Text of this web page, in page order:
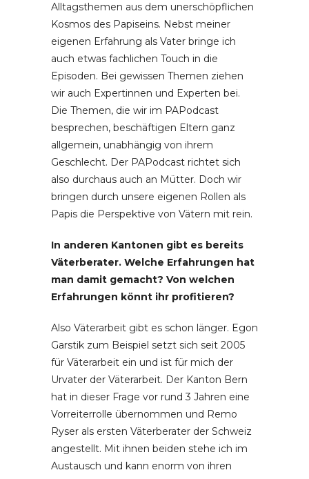
Alltagsthemen aus dem unerschöpflichen
Kosmos des Papiseins. Nebst meiner
eigenen Erfahrung als Vater bringe ich
auch etwas fachlichen Touch in die
Episoden. Bei gewissen Themen ziehen
wir auch Expertinnen und Experten bei.
Die Themen, die wir im PAPodcast
besprechen, beschäftigen Eltern ganz
allgemein, unabhängig von ihrem
Geschlecht. Der PAPodcast richtet sich
also durchaus auch an Mütter. Doch wir
bringen durch unsere eigenen Rollen als
Papis die Perspektive von Vätern mit rein.
In anderen Kantonen gibt es bereits
Väterberater. Welche Erfahrungen hat
man damit gemacht? Von welchen
Erfahrungen könnt ihr profitieren?
Also Väterarbeit gibt es schon länger. Egon
Garstik zum Beispiel setzt sich seit 2005
für Väterarbeit ein und ist für mich der
Urvater der Väterarbeit. Der Kanton Bern
hat in dieser Frage vor rund 3 Jahren eine
Vorreiterrolle übernommen und Remo
Ryser als ersten Väterberater der Schweiz
angestellt. Mit ihnen beiden stehe ich im
Austausch und kann enorm von ihren